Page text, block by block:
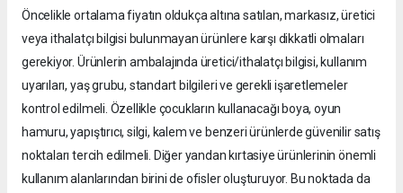
Öncelikle ortalama fiyatın oldukça altına satılan, markasız, üretici
veya ithalatçı bilgisi bulunmayan ürünlere karşı dikkatli olmaları
gerekiyor. Ürünlerin ambalajında üretici/ithalatçı bilgisi, kullanım
uyarıları, yaş grubu, standart bilgileri ve gerekli işaretlemeler
kontrol edilmeli. Özellikle çocukların kullanacağı boya, oyun
hamuru, yapıştırıcı, silgi, kalem ve benzeri ürünlerde güvenilir satış
noktaları tercih edilmeli. Diğer yandan kırtasiye ürünlerinin önemli
kullanım alanlarından birini de ofisler oluşturuyor. Bu noktada da